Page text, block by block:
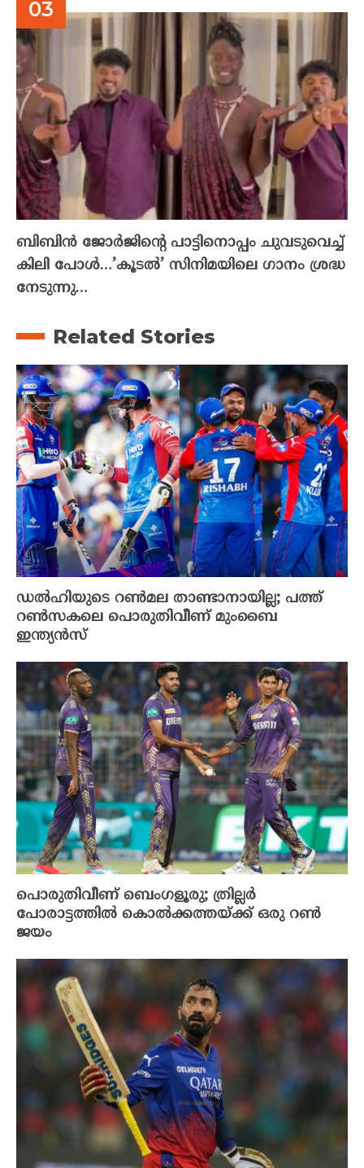
ബിബിൻ ജോർജിന്റെ പാട്ടിനൊപ്പം ചുവടുവെച്ച്
കിലി പോൾ…’കൂടൽ’ സിനിമയിലെ ഗാനം ശ്രദ്ധ
നേടുന്നു…
Related Stories
ഡൽഹിയുടെ റൺമല താണ്ടാനായില്ല; പത്ത്
റൺസകലെ പൊരുതിവീണ് മുംബൈ
ഇന്ത്യൻസ്
പൊരുതിവീണ് ബെംഗളൂരു; ത്രില്ലർ
പോരാട്ടത്തിൽ കൊൽക്കത്തയ്ക്ക് ഒരു റൺ
ജയം